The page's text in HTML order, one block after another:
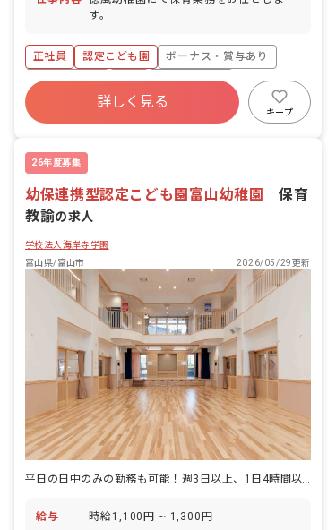
与） ※お子様の体調不良や行事による遅
す。
正社員 認定こども園
ボーナス・賞与あり
社会保険完備
有給
福利厚生充実
残業少なめ
昇給昇進あり
詳しく見る
キープ
26年度募集
幼保連携型認定こども園富山幼稚園
保育
教諭の求人
学校法人海岸寺学園
富山県/富山市
2026/05/29更新
平日の日中のみの勤務も可能！週3日以上、1日4時間以上から応相談
給与 時給1,100円 ~ 1,300円